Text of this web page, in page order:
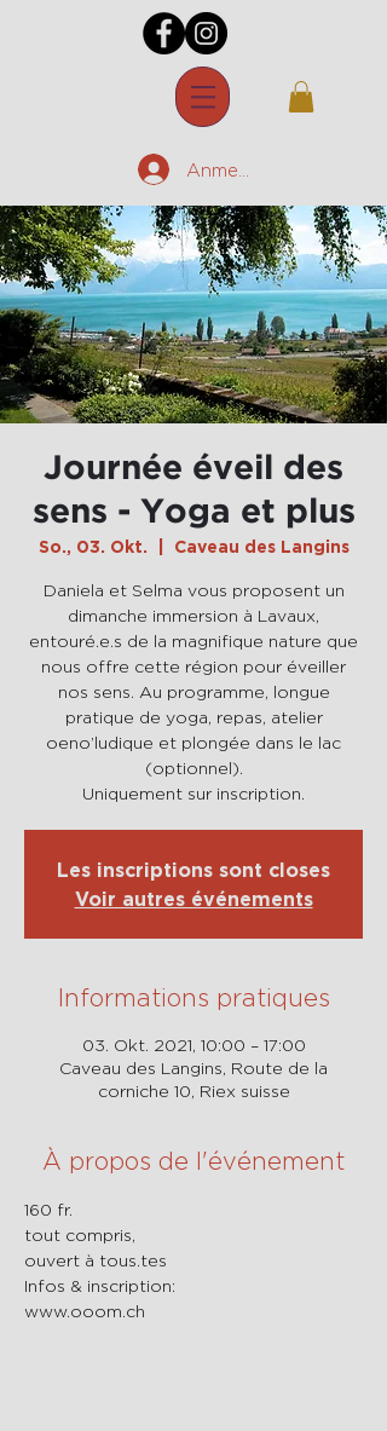
Anmelden
Journée éveil des
sens - Yoga et plus
So., 03. Okt. Caveau des Langins
Daniela et Selma vous proposent un
dimanche immersion à Lavaux,
entouré.e.s de la magnifique nature que
nous offre cette région pour éveiller
nos sens. Au programme, longue
pratique de yoga, repas, atelier
oeno’ludique et plongée dans le lac
(optionnel).
Uniquement sur inscription.
Les inscriptions sont closes
Voir autres événements
Informations pratiques
03. Okt. 2021, 10:00 – 17:00
Caveau des Langins, Route de la
corniche 10, Riex suisse
À propos de l'événement
160 fr.
tout compris,
ouvert à tous.tes
Infos & inscription:
www.ooom.ch